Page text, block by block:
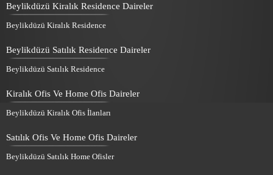
Beylikdüzü Kiralık Residence Daireler
Beylikdüzü Kiralık Residence
Beylikdüzü Satılık Residence Daireler
Beylikdüzü Satılık Residence
Kiralık Ofis Ve Home Ofis Daireler
Beylikdüzü Kiralık Ofis İlanları
Satılık Ofis Ve Home Ofis Daireler
Beylikdüzü Satılık Home Ofisler